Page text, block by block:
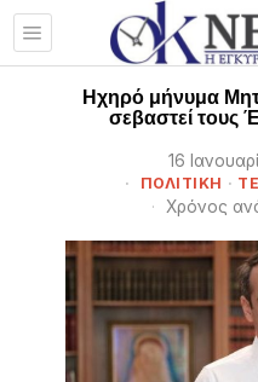
Ηχηρό μήνυμα
σεβαστεί τους
16
ΠΟΛΙΤΙΚΗ ·
Χρόνος